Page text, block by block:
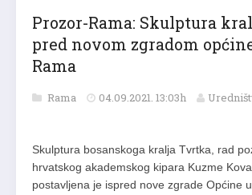
Prozor-Rama: Skulptura
pred novom zgradom
Rama
Rama 04.09.2021. 13:03h
Skulptura bosanskoga kralja Tvrtka, rad
hrvatskog akademskog kipara Kuzme
postavljena je ispred nove zgrade Općine